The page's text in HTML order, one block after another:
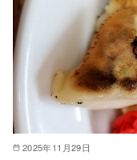
2025年11月29日